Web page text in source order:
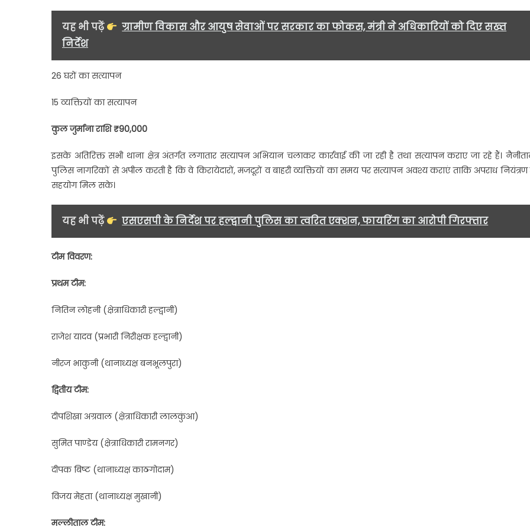
यह भी पढ़ें
ग्रामीण विकास और आयुष सेवाओं पर सरकार का फोकस, मंत्री ने अधिकारियों को दिए सख्त
निर्देश
26 घरों का सत्यापन
15 व्यक्तियों का सत्यापन
कुल जुर्माना राशि ₹90,000
इसके अतिरिक्त सभी थाना क्षेत्र अंतर्गत लगातार सत्यापन अभियान चलाकर कार्रवाई की जा रही है तथा सत्यापन कराए जा रहे हैं।
पुलिस नागरिकों से अपील करती है कि वे किरायेदारों, मजदूरों व बाहरी व्यक्तियों का समय पर सत्यापन अवश्य कराएं ताकि अपराध
सहयोग मिल सके।
यह भी पढ़ें एसएसपी के निर्देश पर हल्द्वानी पुलिस का त्वरित एक्शन, फायरिंग का आरोपी गिरफ्तार
टीम विवरण:
प्रथम टीम:
नितिन लोहनी (क्षेत्राधिकारी हल्द्वानी)
राजेश यादव (प्रभारी निरीक्षक हल्द्वानी)
नीरज भाकुनी (थानाध्यक्ष बनभूलपुरा)
द्वितीय टीम:
दीपशिखा अग्रवाल (क्षेत्राधिकारी लालकुंआ)
सुमित पाण्डेय (क्षेत्राधिकारी रामनगर)
दीपक बिष्ट (थानाध्यक्ष काठगोदाम)
विजय मेहता (थानाध्यक्ष मुखानी)
मल्लीताल टीम: